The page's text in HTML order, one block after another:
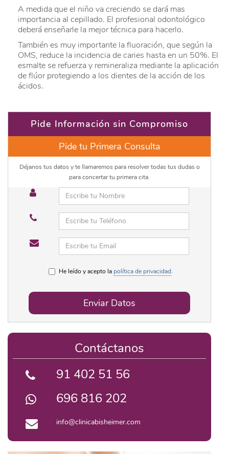
A medida que el niño va creciendo se dará mas
importancia al cepillado. El profesional odontológico
deberá enseñarle la mejor técnica para hacerlo.
También es muy importante la fluoración, que según la
OMS, reduce la incidencia de caries hasta en un 50%. El
esmalte se refuerza y remineraliza mediante la aplicación
de flúor protegiendo a los dientes de la acción de los
ácidos.
Pide Información sin Compromiso
Pide tu Primera Consulta
Déjanos tus datos y te llamaremos para resolver todas tus dudas o
para concertar tu primera cita.
He leído y acepto la política de privacidad.
Enviar Datos
Contáctanos
91 402 51 56
696 816 202
info@clinicabisheimer.com